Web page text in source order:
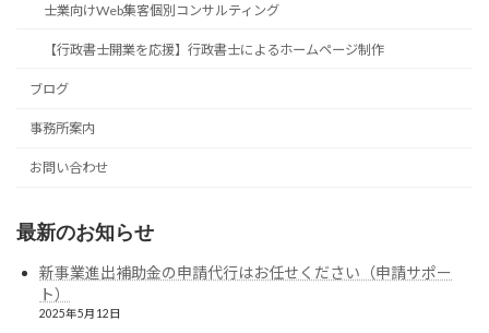
士業向けWeb集客個別コンサルティング
【行政書士開業を応援】行政書士によるホームページ制作
ブログ
事務所案内
お問い合わせ
最新のお知らせ
新事業進出補助金の申請代行はお任せください（申請サポー
ト）
2025年5月12日